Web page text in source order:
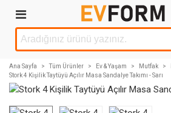
Ana Sayfa > Tüm Ürünler > Ev & Yaşam > Mutfak >
Stork 4 Kişilik Taytüyü Açılır Masa Sandalye Takımı - Sarı